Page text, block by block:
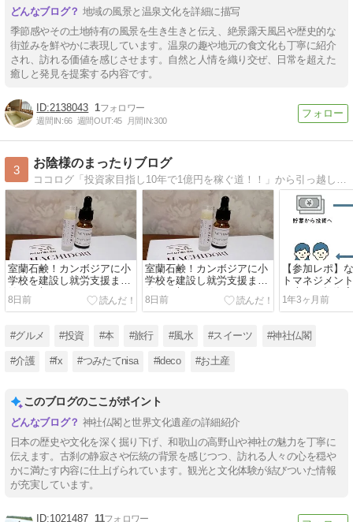
地域の風景と温泉文化を詳細に描写
季節感やその土地特有の風景を生き生きと伝え、絶景露天風呂や歴史的な
街並みを鮮やかに表現しています。温泉の趣や地元の食文化も丁寧に紹介
され、訪れる価値を感じさせます。自然と人情を織り交ぜ、日常を超えた
癒しと発見を提案する内容です。
2138043 1
週間IN:66 週間OUT:45 月間IN:300
3
お陰様のまったりブログ
室蘭石鹸！カンボジアに小
学校を建設し就労支援まで
始めた想い
8日前
室蘭石鹸！カンボジアに小
学校を建設し就労支援まで
始めた想い
8日前
【参加レポ】
トマネジメン
｜志ある投資
1年3ヶ月前
#グルメ #投資 #本 #旅行 #風水 #スイーツ #神社仏閣
#介護 #fx #つみたてnisa #ideco #お土産
このブログのここがポイント
神社仏閣と世界文化遺産の詳細紹介
日本の歴史や文化を深く掘り下げ、和歌山の高野山や神社の魅力を丁寧に
伝えます。古刹の静寂さや伝統の背景を感じつつ、訪れる人々の心を穏や
かに満たす内容に仕上げられています。観光と文化体験が結びついた情報
が充実しています。
1021487 11